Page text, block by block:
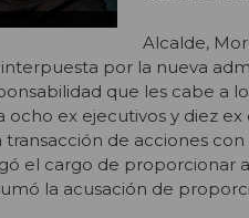
Alcalde,
por la nueva
que les cabe a
ocho ex ejecutivos y diez
transacción de acciones
el cargo de proporcionar
la acusación de